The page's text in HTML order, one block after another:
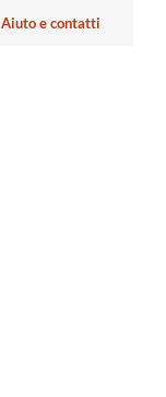
Aiuto e contatti